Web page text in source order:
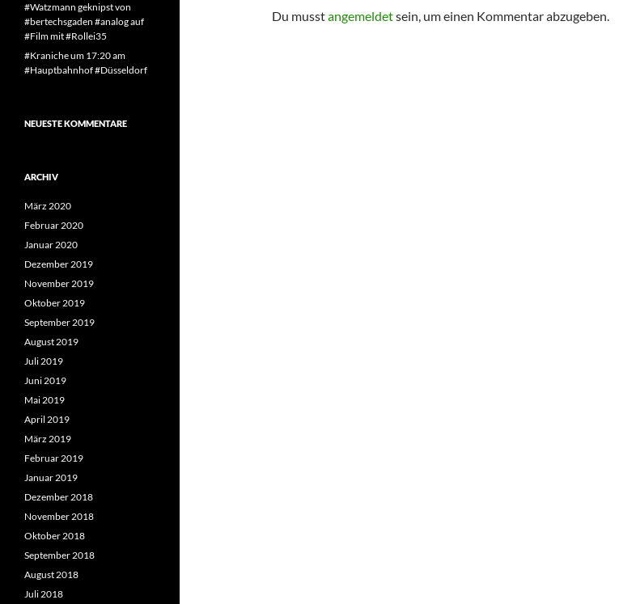
Du musstangemeldetsein, um einen Kommentar abzugeben.
#Watzmann geknipst von
#bertechsgaden #analog auf
#Film mit #Rollei35
#Kraniche um 17:20 am
#Hauptbahnhof #Düsseldorf
NEUESTE KOMMENTARE
ARCHIV
März 2020
Februar 2020
Januar 2020
Dezember 2019
November 2019
Oktober 2019
September 2019
August 2019
Juli 2019
Juni 2019
Mai 2019
April 2019
März 2019
Februar 2019
Januar 2019
Dezember 2018
November 2018
Oktober 2018
September 2018
August 2018
Juli 2018